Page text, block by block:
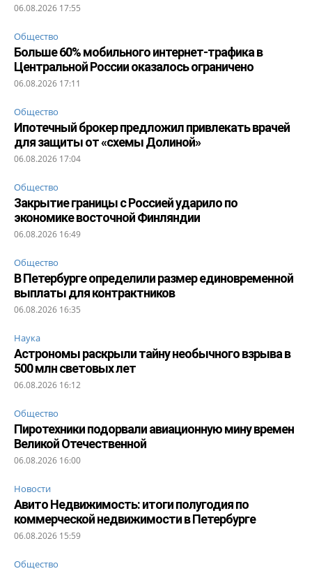
06.08.2026 17:55
Общество
Больше 60% мобильного интернет-трафика в
Центральной России оказалось ограничено
06.08.2026 17:11
Общество
Ипотечный брокер предложил привлекать врачей
для защиты от «схемы Долиной»
06.08.2026 17:04
Общество
Закрытие границы с Россией ударило по
экономике восточной Финляндии
06.08.2026 16:49
Общество
В Петербурге определили размер единовременной
выплаты для контрактников
06.08.2026 16:35
Наука
Астрономы раскрыли тайну необычного взрыва в
500 млн световых лет
06.08.2026 16:12
Общество
Пиротехники подорвали авиационную мину времен
Великой Отечественной
06.08.2026 16:00
Новости
Авито Недвижимость: итоги полугодия по
коммерческой недвижимости в Петербурге
06.08.2026 15:59
Общество